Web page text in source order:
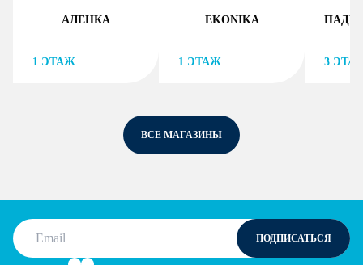
АЛЕНКА
1 ЭТАЖ
EKONIKA
1 ЭТАЖ 3
ВСЕ МАГАЗИНЫ
Email
ПОДПИСАТЬСЯ